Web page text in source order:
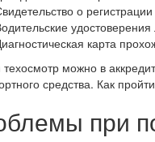
о
карта
можно в
средства. Как
при